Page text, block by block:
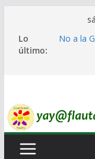
contenido
Lo
último:
No a la
Ni un